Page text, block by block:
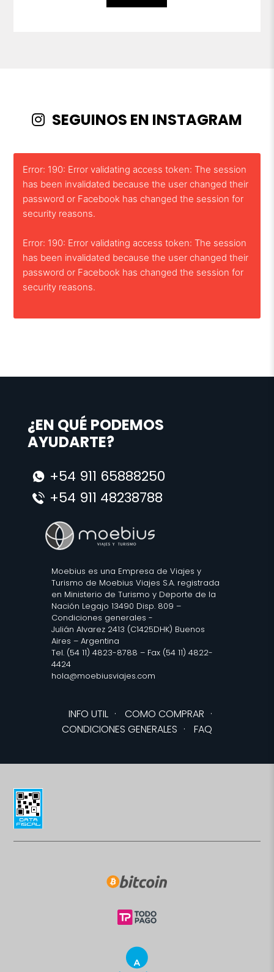
SEGUINOS EN INSTAGRAM
Error: 190: Error validating access token: The session
has been invalidated because the user changed their
password or Facebook has changed the session for
security reasons.
Error: 190: Error validating access token: The session
has been invalidated because the user changed their
password or Facebook has changed the session for
security reasons.
¿EN QUÉ PODEMOS
AYUDARTE?
+54 911 65888250
+54 911 48238788
Moebius es una Empresa de Viajes y
Turismo de Moebius Viajes S.A. registrada
en Ministerio de Turismo y Deporte de la
Nación Legajo 13490 Disp. 809 –
Condiciones generales -
Julián Alvarez 2413 (C1425DHK) Buenos
Aires – Argentina
Tel. (54 11) 4823-8788 – Fax (54 11) 4822-
4424
hola@moebiusviajes.com
INFO UTIL · COMO COMPRAR ·
CONDICIONES GENERALES · FAQ